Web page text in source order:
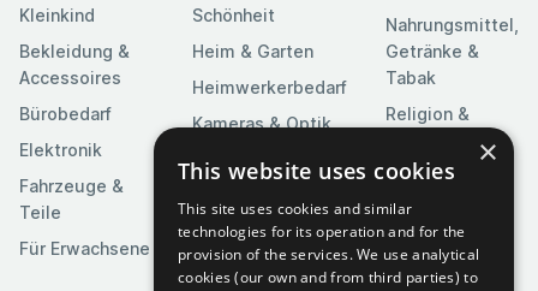
Kleinkind
Bekleidung &
Accessoires
Bürobedarf
Elektronik
Fahrzeuge &
Teile
Für Erwachsene
Schönheit
Heim & Garten
Heimwerkerbedarf
Kameras & Optik
Kunst &
Unterhaltung
Medien
Nahrungsmittel,
Getränke &
Tabak
Religion &
Feierlichkeiten
Software
Spielzeuge &
Spiele
Sportartikel
×
This website uses cookies
This site uses cookies and similar
technologies for its operation and for the
provision of the services. We use analytical
cookies (our own and from third parties) to